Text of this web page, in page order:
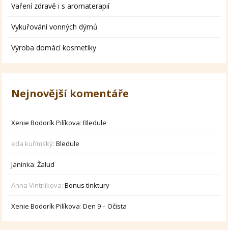
Vaření zdravě i s aromaterapií
Vykuřování vonných dýmů
Výroba domácí kosmetiky
Nejnovější komentáře
Xenie Bodorík Pilíkova:Bledule
eda kuřímský:Bledule
Janinka:Žalud
Anna Vintrlikova:Bonus tinktury
Xenie Bodorík Pilíkova:Den 9 – Očista